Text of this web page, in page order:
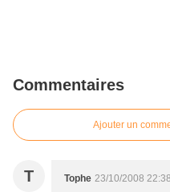
Commentaires
Ajouter un
T Tophe 23/10/2008 22:38